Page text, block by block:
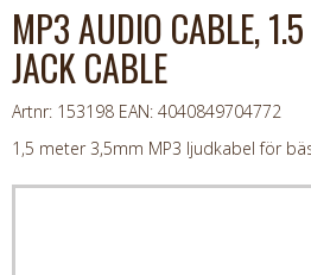
MP3 AUDIO CABLE,
JACK CABLE
Artnr: 153198 EAN: 4040849704772
1,5 meter 3,5mm MP3 ljudkabel för